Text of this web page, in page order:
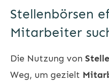
Stellenbörsen
Mitarbeiter
Die Nutzung von
Weg, um gezielt